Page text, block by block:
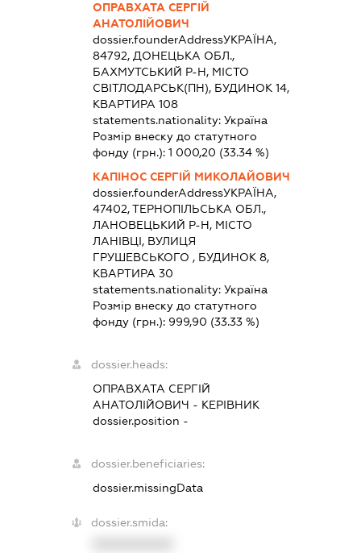
ОПРАВХАТА СЕРГІЙ
АНАТОЛІЙОВИЧ
dossier.founderAddressУКРАЇНА,
84792, ДОНЕЦЬКА ОБЛ.,
БАХМУТСЬКИЙ Р-Н, МІСТО
СВІТЛОДАРСЬК(ПН), БУДИНОК 14,
КВАРТИРА 108
statements.nationality:Україна
Розмір внеску до статутного
фонду (грн.):1 000,20 (33.34 %)
КАПІНОС СЕРГІЙ МИКОЛАЙОВИЧ
dossier.founderAddressУКРАЇНА,
47402, ТЕРНОПІЛЬСЬКА ОБЛ.,
ЛАНОВЕЦЬКИЙ Р-Н, МІСТО
ЛАНІВЦІ, ВУЛИЦЯ
ГРУШЕВСЬКОГО , БУДИНОК 8,
КВАРТИРА 30
statements.nationality:Україна
Розмір внеску до статутного
фонду (грн.): 999,90 (33.33 %)
dossier.heads:
ОПРАВХАТА СЕРГІЙ
АНАТОЛІЙОВИЧ - КЕРІВНИК
dossier.position -
dossier.beneficiaries:
dossier.missingData
dossier.smida: